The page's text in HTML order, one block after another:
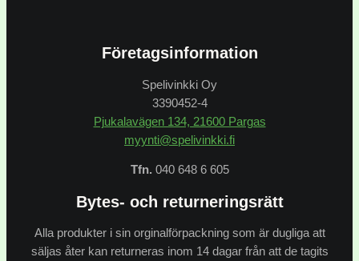
Företagsinformation
Spelivinkki Oy
3390452-4
Pjukalavägen 134, 21600 Pargas
myynti@spelivinkki.fi
Tfn. 040 648 6 605
Bytes- och returneringsrätt
Alla produkter i sin orginalförpackning som är dugliga att
säljas åter kan returneras inom 14 dagar från att de tagits